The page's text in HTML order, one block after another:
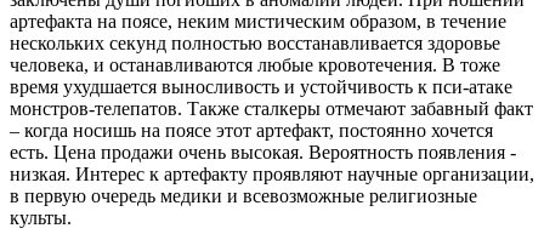
артефакта на поясе, неким мистическим образом, в течение
нескольких секунд полностью восстанавливается здоровье
человека, и останавливаются любые кровотечения. В тоже
время ухудшается выносливость и устойчивость к пси-атаке
монстров-телепатов. Также сталкеры отмечают забавный факт
– когда носишь на поясе этот артефакт, постоянно хочется
есть. Цена продажи очень высокая. Вероятность появления -
низкая. Интерес к артефакту проявляют научные организации,
в первую очередь медики и всевозможные религиозные
культы.